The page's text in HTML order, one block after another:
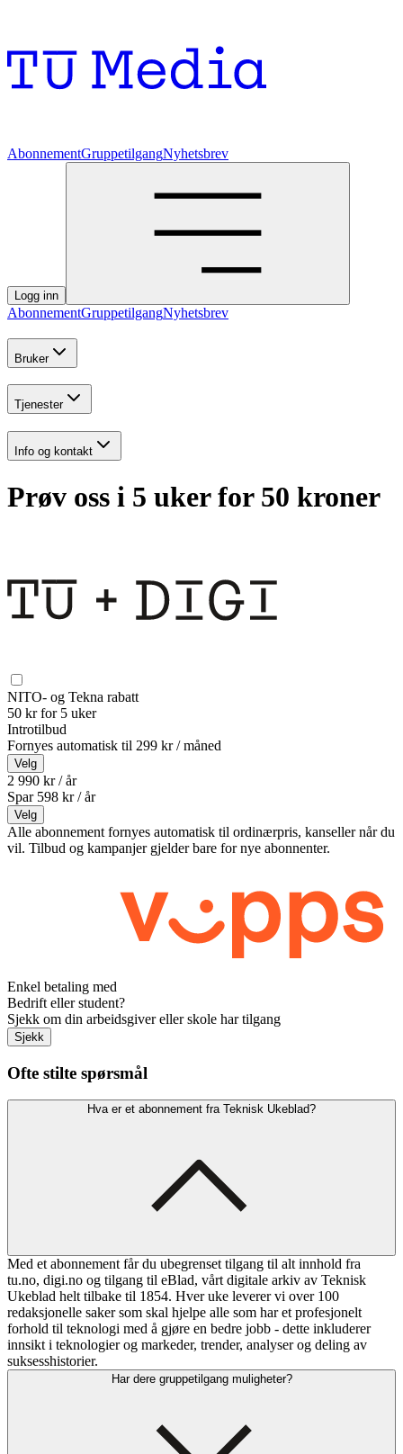
AbonnementGruppetilgangNyhetsbrev
Logg inn
AbonnementGruppetilgangNyhetsbrev
Bruker
Tjenester
Info og kontakt
Prøv oss i 5 uker for 50 kroner
NITO- og Tekna rabatt
50 kr for 5 uker
Introtilbud
Fornyes automatisk til 299 kr / måned
Velg
2 990 kr / år
Spar 598 kr /år
Velg
Alle abonnement fornyes automatisk til ordinærpris, kanseller når du
vil. Tilbud og kampanjer gjelder bare for nye abonnenter.
Enkel betaling med
Bedrift eller student?
Sjekk om din arbeidsgiver eller skole har tilgang
Sjekk
Ofte stilte spørsmål
Hva er et abonnement fra Teknisk Ukeblad?
Med et abonnement får du ubegrenset tilgang til alt innhold fra
tu.no, digi.no og tilgang til eBlad, vårt digitale arkiv av Teknisk
Ukeblad helt tilbake til 1854. Hver uke leverer vi over 100
redaksjonelle saker som skal hjelpe alle som har et profesjonelt
forhold til teknologi med å gjøre en bedre jobb - dette inkluderer
innsikt i teknologier og markeder, trender, analyser og deling av
suksesshistorier.
Har dere gruppetilgang muligheter?